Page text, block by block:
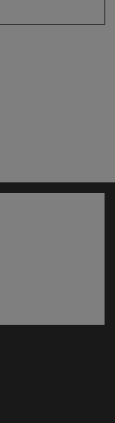
ventana)